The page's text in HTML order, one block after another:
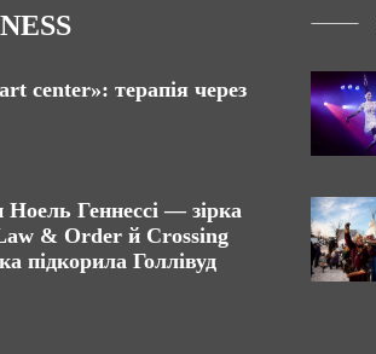
center»: терапія через
Геннессі — зірка
Law & Order й Crossing
підкорила Голлівуд